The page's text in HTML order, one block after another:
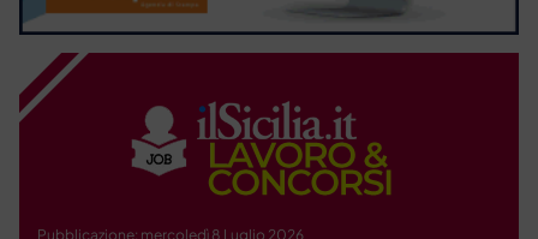
Pubblicazione: mercoledì 8 Luglio 2026